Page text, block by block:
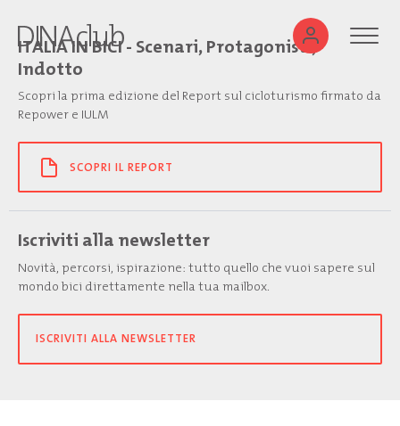
ITALIA IN BICI - Scenari, Protagonisti,
Indotto
Scopri la prima edizione del Report sul cicloturismo firmato da
Repower e IULM
SCOPRI IL REPORT
Iscriviti alla newsletter
Novità, percorsi, ispirazione: tutto quello che vuoi sapere sul
mondo bici direttamente nella tua mailbox.
ISCRIVITI ALLA NEWSLETTER